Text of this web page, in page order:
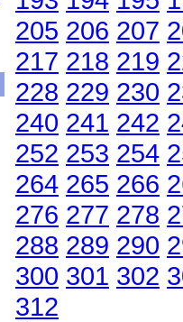
205 206 207
217 218 219
228 229 230
240 241 242
252 253 254
264 265 266
276 277 278
288 289 290
300 301 302
312